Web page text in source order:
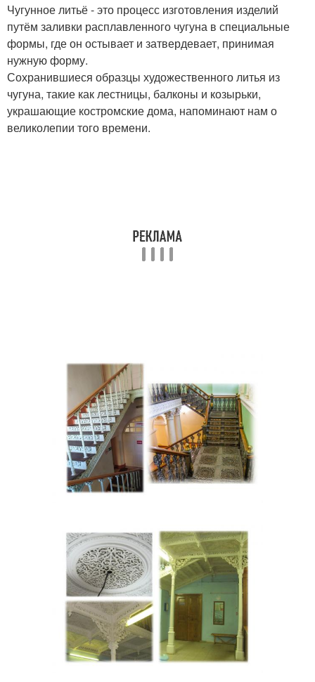
Чугунное литьё - это процесс изготовления изделий
путём заливки расплавленного чугуна в специальные
формы, где он остывает и затвердевает, принимая
нужную форму.
Сохранившиеся образцы художественного литья из
чугуна, такие как лестницы, балконы и козырьки,
украшающие костромские дома, напоминают нам о
великолепии того времени.